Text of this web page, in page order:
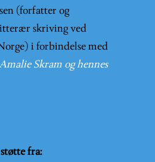
(forfatter og
skriving ved
i forbindelse med
Skram og hennes
fra: